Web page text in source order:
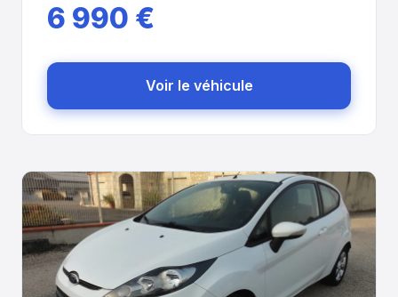
6 990 €
Voir le véhicule